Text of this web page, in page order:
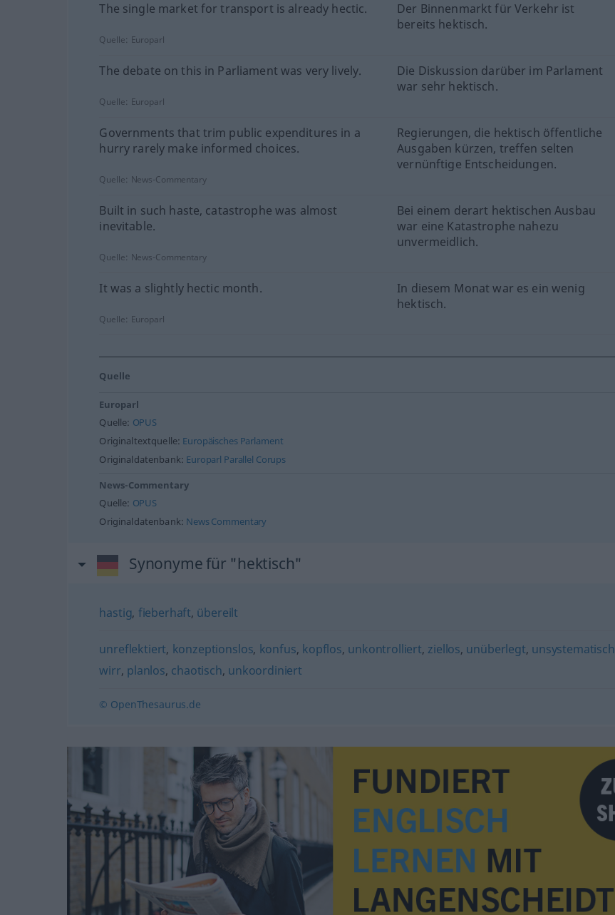
The single market for transport is already hectic.
Der Binnenmarkt für Verkehr ist
bereits hektisch.
Quelle: Europarl
The debate on this in Parliament was very lively.
Die Diskussion darüber im Parlament
war sehr hektisch.
Quelle: Europarl
Governments that trim public expenditures in a
hurry rarely make informed choices.
Regierungen, die hektisch öffentliche
Ausgaben kürzen, treffen selten
vernünftige Entscheidungen.
Quelle: News-Commentary
Built in such haste, catastrophe was almost
inevitable.
Bei einem derart hektischen Ausbau
war eine Katastrophe nahezu
unvermeidlich.
Quelle: News-Commentary
It was a slightly hectic month.
In diesem Monat war es ein wenig
hektisch.
Quelle: Europarl
Quelle
Europarl
Quelle: OPUS
Originaltextquelle: Europäisches Parlament
Originaldatenbank: Europarl Parallel Corups
News-Commentary
Quelle: OPUS
Originaldatenbank: News Commentary
Synonyme für "hektisch"
hastig, fieberhaft, übereilt
unreflektiert, konzeptionslos, konfus, kopflos, unkontrolliert, ziellos, unüberlegt, unsystematisch
wirr, planlos, chaotisch, unkoordiniert
© OpenThesaurus.de